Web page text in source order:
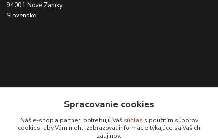
94001 Nové Zámky
Slovensko
0915 707 737
(Po-Pia, 8-15 hod.)
Spracovanie cookies
Náš e-shop a partneri potrebujú Váš súhlas s použitím súborov
cookies, aby Vám mohli zobrazovať informácie týkajúce sa Vašich
záujmov.